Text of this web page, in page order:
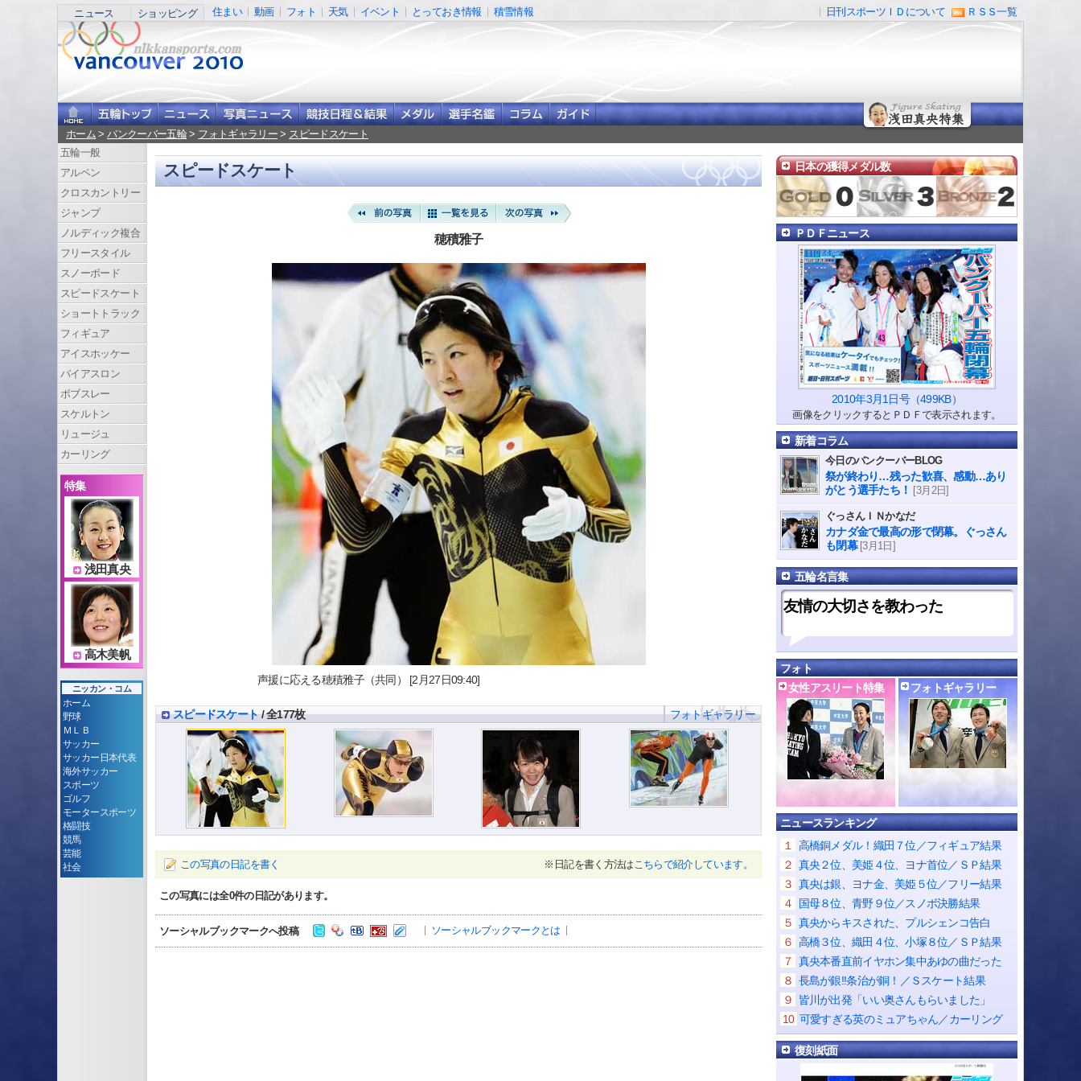
ニュース ショッピング 住まい 動画 フォト 天気 イベント とっておき情報 積雪情報 日刊スポーツＩＤについて ＲＳＳ一覧
ホーム >バンクーバー五輪> フォトギャラリー > スピードスケート
スピードスケート
穂積雅子
声援に応える穂積雅子（共同） [2月27日09:40]
スピードスケート/ 全177枚 フォトギャラリー
この写真の日記を書く ※日記を書く方法は こちらで紹介しています。
この写真には全0件の日記があります。
ソーシャルブックマークへ投稿 ソーシャルブックマークとは
五輪一般
アルペン
クロスカントリー
ジャンプ
ノルディック複合
フリースタイル
スノーボード
スピードスケート
ショートトラック
フィギュア
アイスホッケー
バイアスロン
ボブスレー
スケルトン
リュージュ
カーリング
特集
浅田真央
高木美帆
ニッカン・コム
ホーム
野球
ＭＬＢ
サッカー
サッカー日本代表
海外サッカー
スポーツ
ゴルフ
モータースポーツ
格闘技
競馬
芸能
社会
日本の獲得メダル数
ＰＤＦニュース
2010年3月1日号（499KB）
画像をクリックするとＰＤＦで表示されます。
新着コラム
今日のバンクーバーBLOG
祭が終わり…残った歓喜、感動…あり
がとう選手たち！ [3月2日]
ぐっさんＩＮかなだ
カナダ金で最高の形で閉幕。ぐっさん
も閉幕 [3月1日]
五輪名言集
友情の大切さを教わった
フォト
女性アスリート特集
フォトギャラリー
ニュースランキング
１
高橋銅メダル！織田７位／フィギュア結果
２ 真央２位、美姫４位、ヨナ首位／ＳＰ結果
３ 真央は銀、ヨナ金、美姫５位／フリー結果
４
国母８位、青野９位／スノボ決勝結果
５ 真央からキスされた、プルシェンコ告白
６ 高橋３位、織田４位、小塚８位／ＳＰ結果
７ 真央本番直前イヤホン集中あゆの曲だった
８ 長島が銀!!条治が銅！／Ｓスケート結果
９
皆川が出発「いい奥さんもらいました」
10 可愛すぎる英のミュアちゃん／カーリング
復刻紙面